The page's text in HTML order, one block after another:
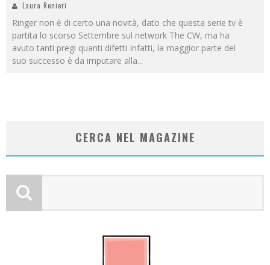
Laura Renieri
Ringer non è di certo una novità, dato che questa serie tv è
partita lo scorso Settembre sul network The CW, ma ha
avuto tanti pregi quanti difetti Infatti, la maggior parte del
suo successo è da imputare alla...
CERCA NEL MAGAZINE